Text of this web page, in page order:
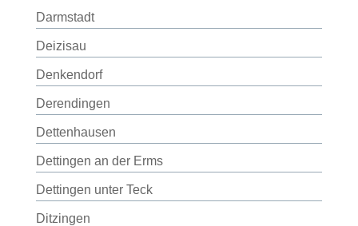
Darmstadt
Deizisau
Denkendorf
Derendingen
Dettenhausen
Dettingen an der Erms
Dettingen unter Teck
Ditzingen